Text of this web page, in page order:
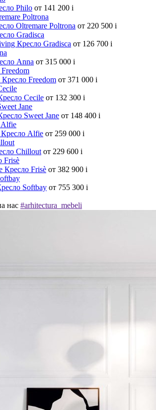
Philo от 141 200 i
Oltremare Poltrona от 220 500 i
Кресло Gradisca от 126 700 i
Anna от 315 000 i
Freedom от 371 000 i
Cecile от 132 300 i
Sweet Jane от 148 400 i
Alfie от 259 000 i
Chillout от 229 600 i
Кресло Frisè от 382 900 i
Softbay от 755 300 i
нас #arhitectura_mebeli